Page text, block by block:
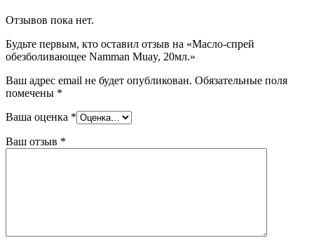
Отзывов пока нет.
Будьте первым, кто оставил отзыв на «Масло-спрей
обезболивающее Namman Muay, 20мл.»
Ваш адрес email не будет опубликован. Обязательные поля
помечены *
Ваша оценка *
Ваш отзыв *